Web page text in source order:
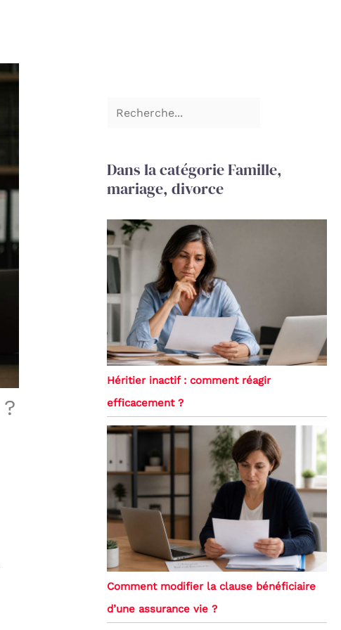
Dans la catégorie Famille,
mariage, divorce
Héritier inactif : comment réagir
efficacement ?
Comment modifier la clause bénéficiaire
d’une assurance vie ?